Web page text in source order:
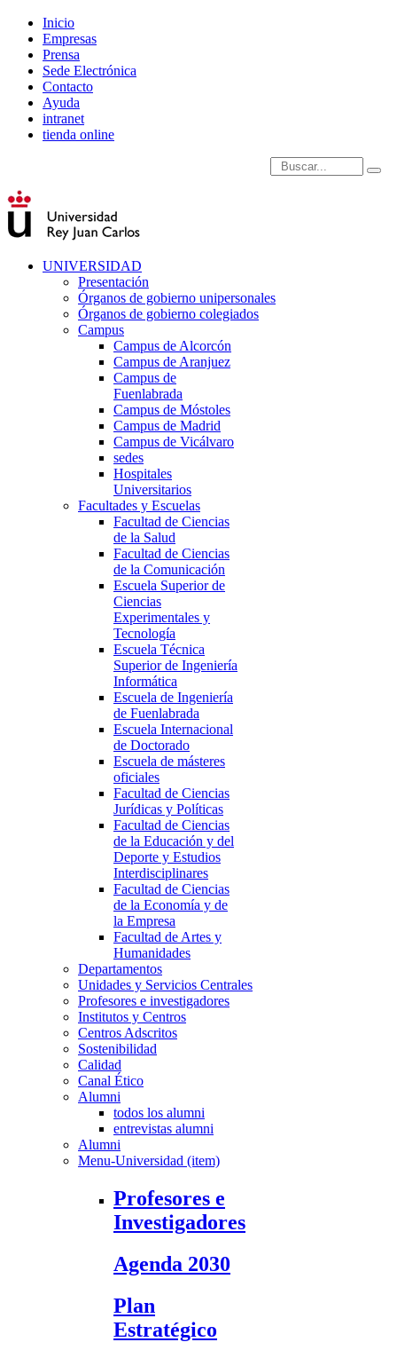
Inicio
Empresas
Prensa
Sede Electrónica
Contacto
Ayuda
intranet
tienda online
Introduce términos de
UNIVERSIDAD
Presentación
Órganos de gobierno unipersonales
Órganos de gobierno colegiados
Campus
Campus de Alcorcón
Campus de Aranjuez
Campus de
Fuenlabrada
Campus de Móstoles
Campus de Madrid
Campus de Vicálvaro
sedes
Hospitales
Universitarios
Facultades y Escuelas
Facultad de Ciencias
de la Salud
Facultad de Ciencias
de la Comunicación
Escuela Superior de
Ciencias
Experimentales y
Tecnología
Escuela Técnica
Superior de Ingeniería
Informática
Escuela de Ingeniería
de Fuenlabrada
Escuela Internacional
de Doctorado
Escuela de másteres
oficiales
Facultad de Ciencias
Jurídicas y Políticas
Facultad de Ciencias
de la Educación y del
Deporte y Estudios
Interdisciplinares
Facultad de Ciencias
de la Economía y de
la Empresa
Facultad de Artes y
Humanidades
Departamentos
Unidades y Servicios Centrales
Profesores e investigadores
Institutos y Centros
Centros Adscritos
Sostenibilidad
Calidad
Canal Ético
Alumni
todos los alumni
entrevistas alumni
Alumni
Menu-Universidad (item)
Profesores e
Investigadores
Agenda 2030
Plan
Estratégico